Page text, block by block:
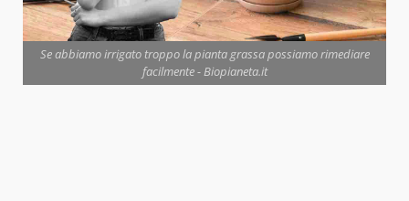
Se abbiamo irrigato troppo la pianta grassa possiamo rimediare
facilmente - Biopianeta.it